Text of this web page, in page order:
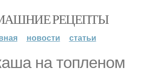
РЕЦЕПТЫ
новости статьи
на топленом